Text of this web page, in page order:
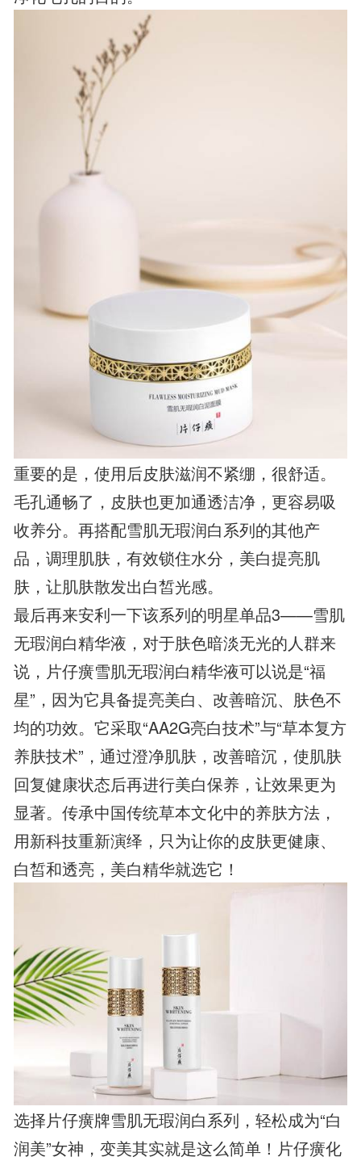
重要的是，使用后皮肤滋润不紧绷，很舒适。
毛孔通畅了，皮肤也更加通透洁净，更容易吸
收养分。再搭配雪肌无瑕润白系列的其他产
品，调理肌肤，有效锁住水分，美白提亮肌
肤，让肌肤散发出白皙光感。
最后再来安利一下该系列的明星单品3——雪肌
无瑕润白精华液，对于肤色暗淡无光的人群来
说，片仔癀雪肌无瑕润白精华液可以说是“福
星”，因为它具备提亮美白、改善暗沉、肤色不
均的功效。它采取“AA2G亮白技术”与“草本复方
养肤技术”，通过澄净肌肤，改善暗沉，使肌肤
回复健康状态后再进行美白保养，让效果更为
显著。传承中国传统草本文化中的养肤方法，
用新科技重新演绎，只为让你的皮肤更健康、
白皙和透亮，美白精华就选它！
选择片仔癀牌雪肌无瑕润白系列，轻松成为“白
润美”女神，变美其实就是这么简单！片仔癀化